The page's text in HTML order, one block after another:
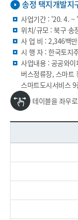
송정 택지개발지
사업기간 : '20. 4. ~
위치/규모 : 북구 송
사 업 비 : 2,346백
시 행 자 : 한국토지
사업내용 : 공공와
버스정류장, 스마트
스마트도시서비스
테이블을 좌우